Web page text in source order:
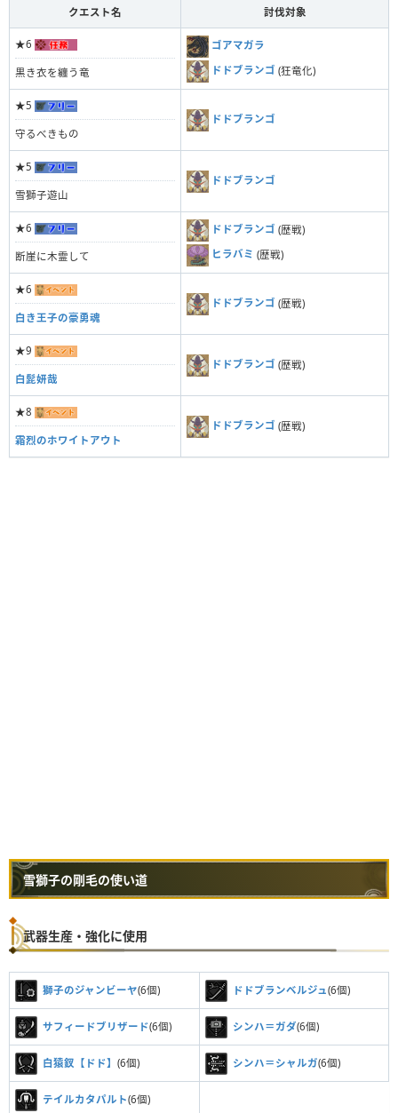
クエスト名 討伐対象
★6
黒き衣を纏う竜
ゴアマガラ
ドドブランゴ (狂竜化)
★5
守るべきもの
ドドブランゴ
★5
雪獅子遊山
ドドブランゴ
★6
断崖に木霊して
ドドブランゴ (歴戦)
ヒラバミ (歴戦)
★6
白き王子の豪勇魂
ドドブランゴ (歴戦)
★9
白髭妍哉
ドドブランゴ (歴戦)
★8
霜烈のホワイトアウト
ドドブランゴ (歴戦)
雪獅子の剛毛の使い道
武器生産・強化に使用
獅子のジャンビーヤ(6個) ドドブランベルジュ(6個)
サフィードブリザード(6個) シンハ＝ガダ(6個)
白猿釵【ドド】 (6個) シンハ＝シャルガ(6個)
テイルカタパルト(6個)